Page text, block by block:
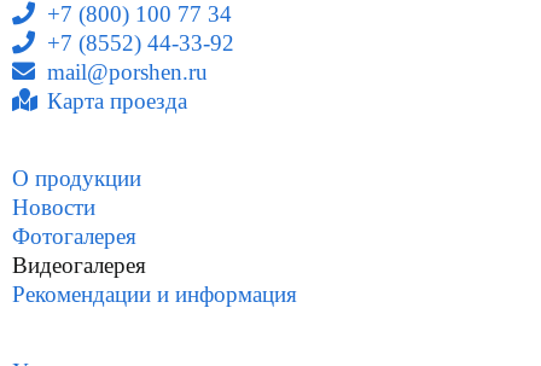
+7 (800) 100 77 34
+7 (8552) 44-33-92
mail@porshen.ru
Карта проезда
О продукции
Новости
Фотогалерея
Видеогалерея
Рекомендации и информация